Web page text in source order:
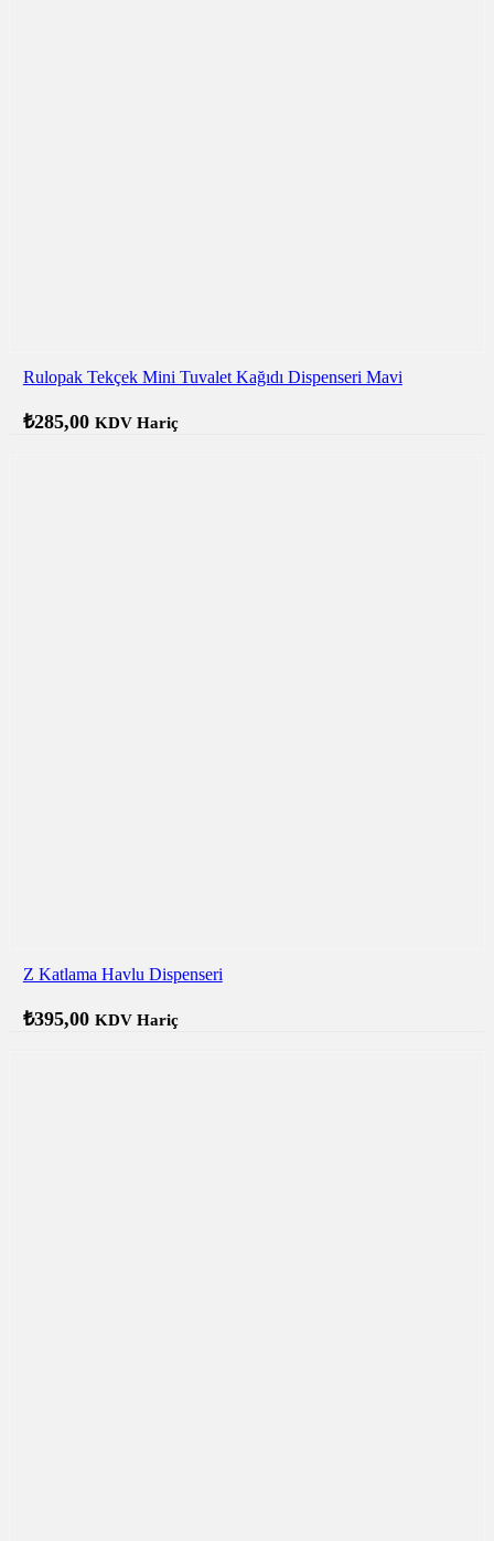
Rulopak Tekçek Mini Tuvalet Kağıdı Dispenseri Mavi
₺285,00 KDV Hariç
Z Katlama Havlu Dispenseri
₺395,00 KDV Hariç